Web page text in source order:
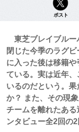
ポスト
東芝ブレイブルー
閉じた今季のラグ
に入った後は移籍
ている。実は近年
いるのだという。
か？ また、その現
チームを離れたあ
ンタビュー全2回の2